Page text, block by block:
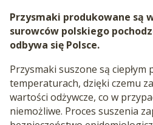
Przysmaki produkowane są
surowców polskiego
odbywa się Polsce.
Przysmaki suszone są
temperaturach, dzięki czemu
wartości odżywcze, co w
niemożliwe. Proces suszenia